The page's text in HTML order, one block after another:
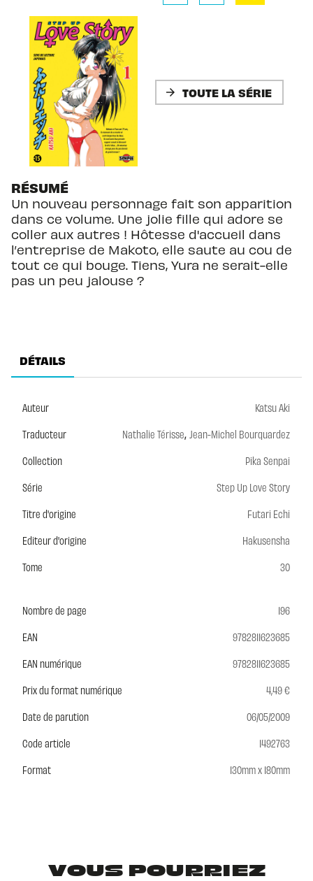
arrow_forward TOUTE LA SÉRIE
RÉSUMÉ
Un nouveau personnage fait son apparition
dans ce volume. Une jolie fille qui adore se
coller aux autres ! Hôtesse d'accueil dans
l’entreprise de Makoto, elle saute au cou de
tout ce qui bouge. Tiens, Yura ne serait-elle
pas un peu jalouse ?
DÉTAILS
Auteur
Katsu Aki
Traducteur
Nathalie Térisse, Jean-Michel Bourquardez
Collection
Pika Senpai
Série
Step Up Love Story
Titre d'origine
Futari Echi
Editeur d'origine
Hakusensha
Tome
30
Nombre de page
196
EAN
9782811623685
EAN numérique
9782811623685
Prix du format numérique
4,49 €
Date de parution
06/05/2009
Code article
1492763
Format
130mm x 180mm
VOUS POURRIEZ